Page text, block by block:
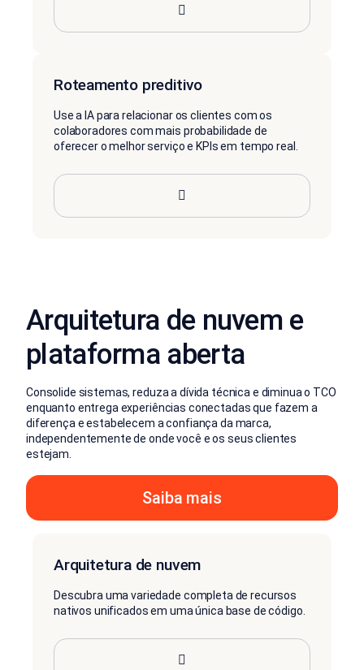
Roteamento preditivo
Use a IA para relacionar os clientes com os
colaboradores com mais probabilidade de
oferecer o melhor serviço e KPIs em tempo real.
Arquitetura de nuvem e
plataforma aberta
Consolide sistemas, reduza a dívida técnica e diminua o TCO
enquanto entrega experiências conectadas que fazem a
diferença e estabelecem a confiança da marca,
independentemente de onde você e os seus clientes
estejam.
Saiba mais
Arquitetura de nuvem
Descubra uma variedade completa de recursos
nativos unificados em uma única base de código.